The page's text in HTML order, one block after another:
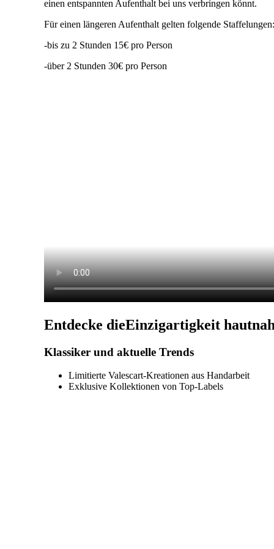
einen entspannten Aufenthalt bei uns verbringen könnt.
Für einen längeren Aufenthalt gelten folgende Staffelungen:
-bis zu 2 Stunden 15€ pro Person
-über 2 Stunden 30€ pro Person
Entdecke dieEinzigartigkeit
Klassiker und aktuelle Trends
Limitierte Valescart-Kreationen aus Handarbeit
Exklusive Kollektionen von Top-Labels